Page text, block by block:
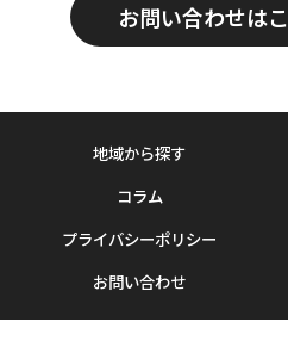
お問い合わせは
地域から探す
コラム
プライバシーポリシー
お問い合わせ